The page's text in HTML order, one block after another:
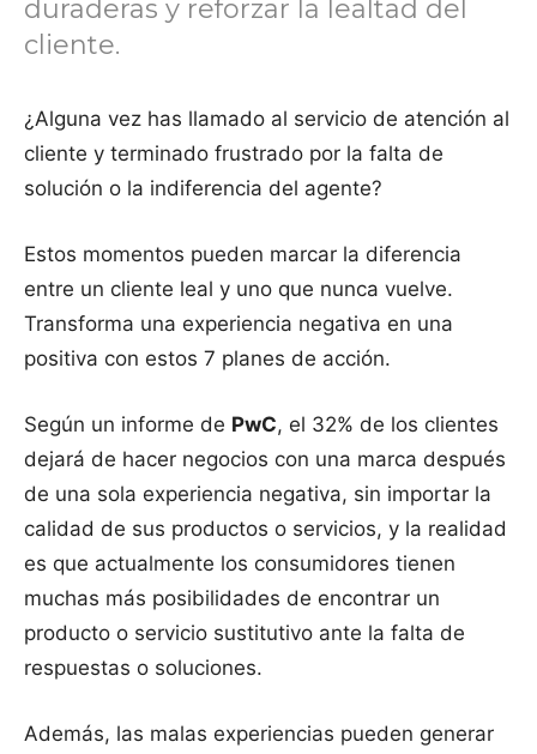
duraderas y reforzar la lealtad del
cliente.
¿Alguna vez has llamado al servicio de atención al
cliente y terminado frustrado por la falta de
solución o la indiferencia del agente?
Estos momentos pueden marcar la diferencia
entre un cliente leal y uno que nunca vuelve.
Transforma una experiencia negativa en una
positiva con estos 7 planes de acción.
Según un informe de PwC, el 32% de los clientes
dejará de hacer negocios con una marca después
de una sola experiencia negativa, sin importar la
calidad de sus productos o servicios, y la realidad
es que actualmente los consumidores tienen
muchas más posibilidades de encontrar un
producto o servicio sustitutivo ante la falta de
respuestas o soluciones.
Además, las malas experiencias pueden generar